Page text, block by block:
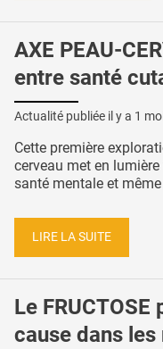
AXE PEAU-
entre santé
Actualité publiée il y a 1
Cette première
cerveau met en
santé mentale et
LIRE LA SUITE
Le
cause dans